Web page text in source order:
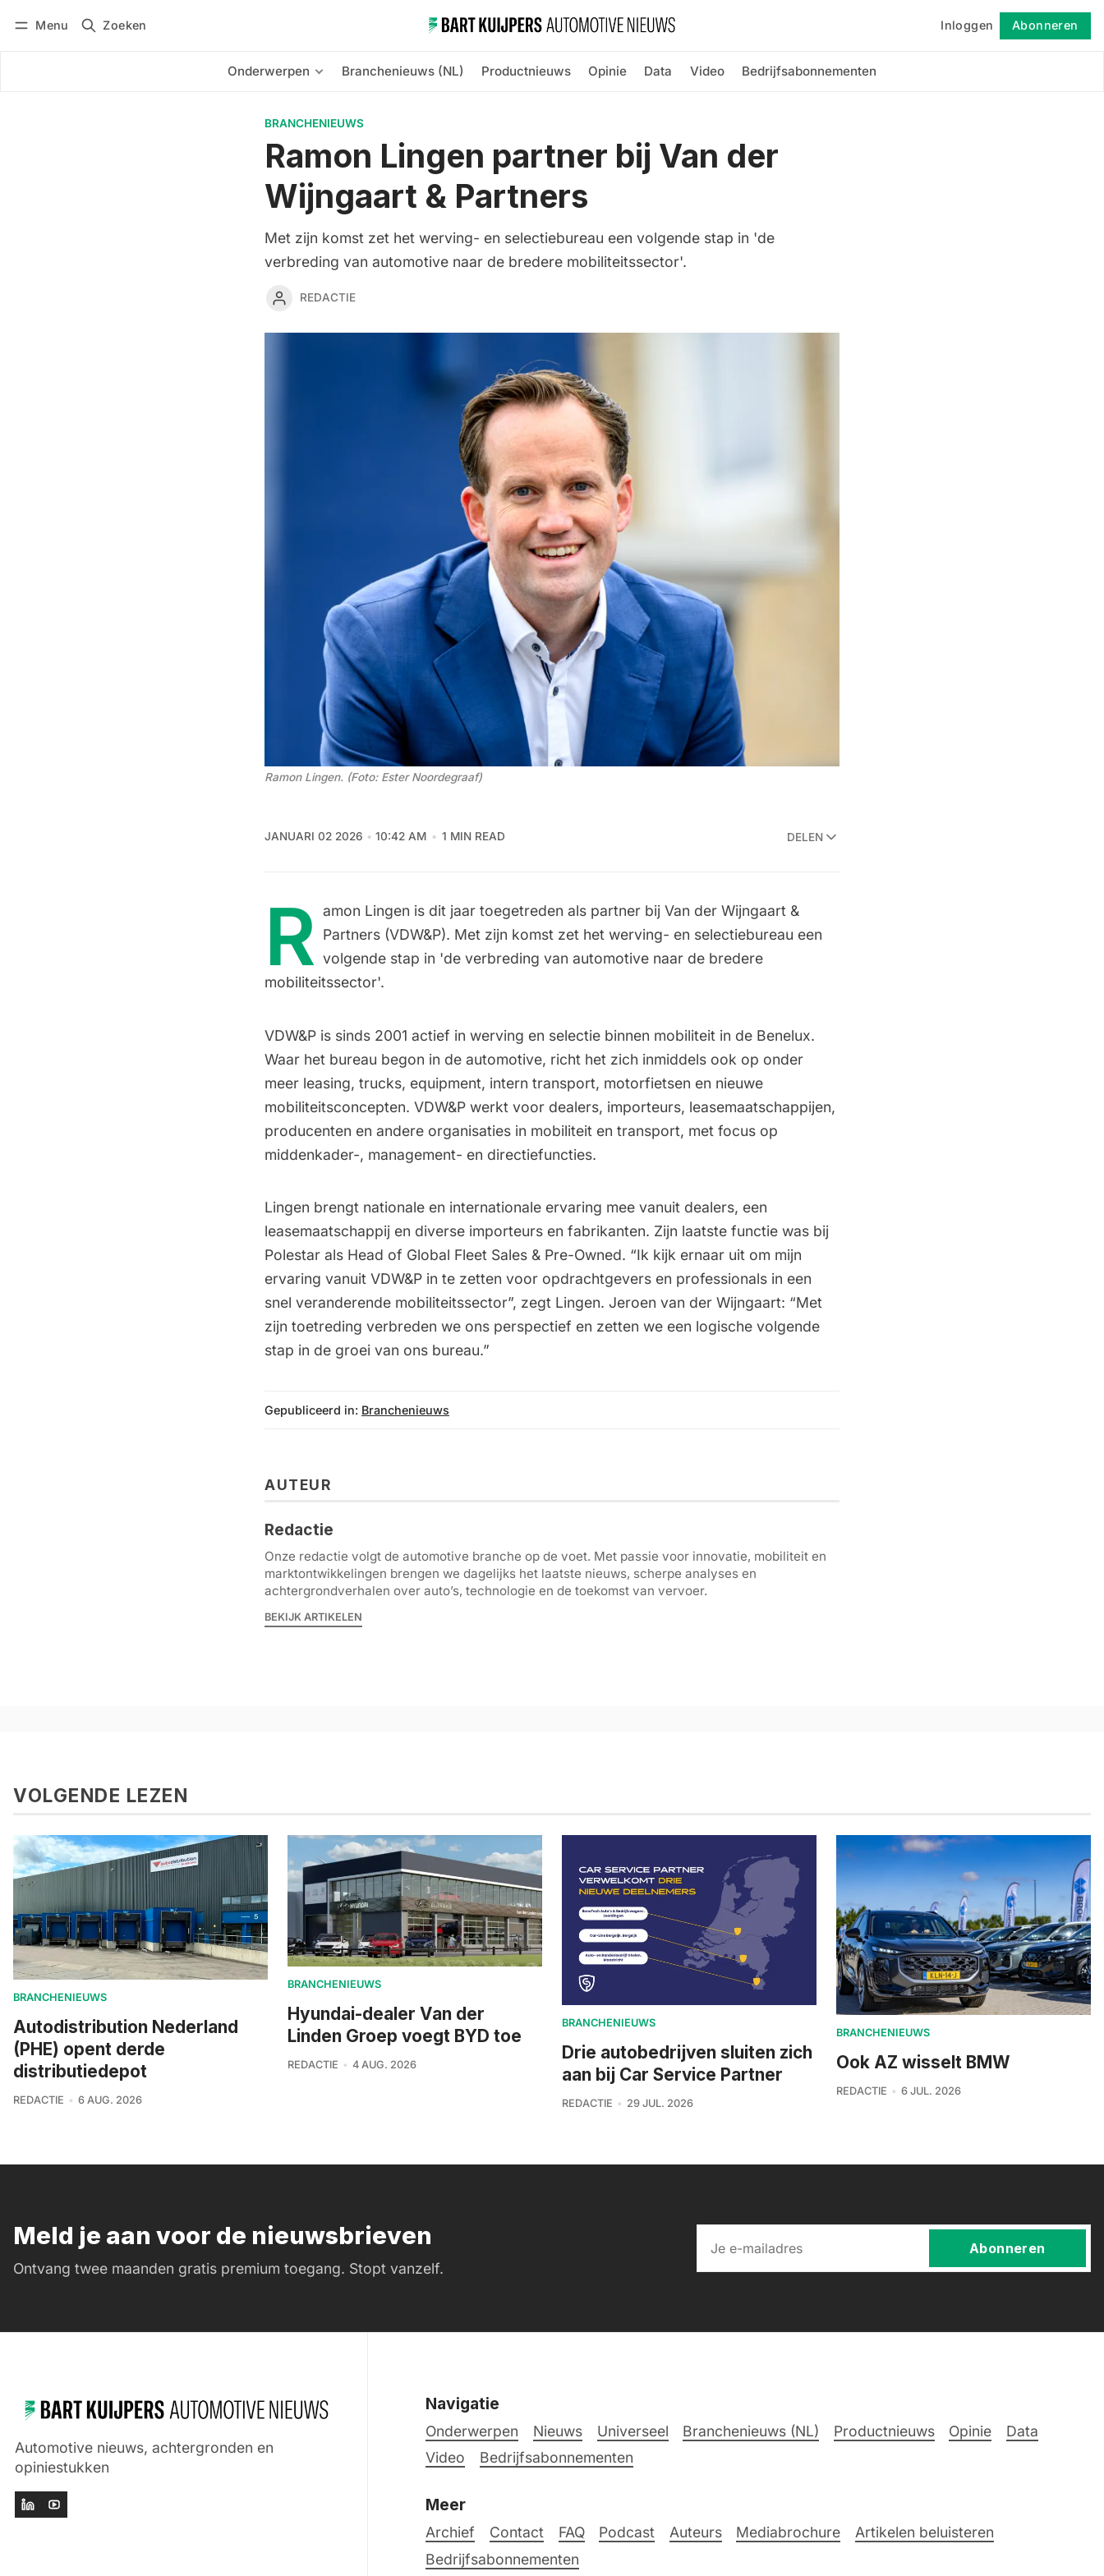
Menu Zoeken Inloggen Abonneren
Onderwerpen Branchenieuws (NL) Productnieuws Opinie Data Video Bedrijfsabonnementen
BRANCHENIEUWS
Ramon Lingen partner bij Van der
Wijngaart & Partners
Met zijn komst zet het werving- en selectiebureau een volgende stap in 'de
verbreding van automotive naar de bredere mobiliteitssector'.
REDACTIE
Ramon Lingen. (Foto: Ester Noordegraaf)
JANUARI 02 2026 10:42 AM 1 MIN READ DELEN
R amon Lingen is dit jaar toegetreden als partner bij Van der Wijngaart &
Partners (VDW&P). Met zijn komst zet het werving- en selectiebureau een
volgende stap in 'de verbreding van automotive naar de bredere
mobiliteitssector'.
VDW&P is sinds 2001 actief in werving en selectie binnen mobiliteit in de Benelux.
Waar het bureau begon in de automotive, richt het zich inmiddels ook op onder
meer leasing, trucks, equipment, intern transport, motorfietsen en nieuwe
mobiliteitsconcepten. VDW&P werkt voor dealers, importeurs, leasemaatschappijen,
producenten en andere organisaties in mobiliteit en transport, met focus op
middenkader-, management- en directiefuncties.
Lingen brengt nationale en internationale ervaring mee vanuit dealers, een
leasemaatschappij en diverse importeurs en fabrikanten. Zijn laatste functie was bij
Polestar als Head of Global Fleet Sales & Pre-Owned. “Ik kijk ernaar uit om mijn
ervaring vanuit VDW&P in te zetten voor opdrachtgevers en professionals in een
snel veranderende mobiliteitssector”, zegt Lingen. Jeroen van der Wijngaart: “Met
zijn toetreding verbreden we ons perspectief en zetten we een logische volgende
stap in de groei van ons bureau.”
Gepubliceerd in: Branchenieuws
AUTEUR
Redactie
Onze redactie volgt de automotive branche op de voet. Met passie voor innovatie, mobiliteit en
marktontwikkelingen brengen we dagelijks het laatste nieuws, scherpe analyses en
achtergrondverhalen over auto’s, technologie en de toekomst van vervoer.
BEKIJK ARTIKELEN
VOLGENDE LEZEN
BRANCHENIEUWS
Autodistribution Nederland
(PHE) opent derde
distributiedepot
REDACTIE 6 AUG. 2026
BRANCHENIEUWS
Hyundai-dealer Van der
Linden Groep voegt BYD toe
REDACTIE 4 AUG. 2026
BRANCHENIEUWS
Drie autobedrijven sluiten zich
aan bij Car Service Partner
REDACTIE 29 JUL. 2026
BRANCHENIEUWS
Ook AZ wisselt BMW
REDACTIE 6 JUL. 2026
Meld je aan voor de nieuwsbrieven
Ontvang twee maanden gratis premium toegang. Stopt vanzelf.
Abonneren
Automotive nieuws, achtergronden en
opiniestukken
Navigatie
Onderwerpen Nieuws Universeel Branchenieuws (NL) Productnieuws Opinie
Data
Video
Bedrijfsabonnementen
Meer
Archief Contact FAQ Podcast Auteurs Mediabrochure
Artikelen beluisteren
Bedrijfsabonnementen